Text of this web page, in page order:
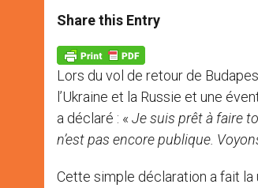
t
s
p
p
s
e
g
e
r
e
b
o
k
Share this Entry
Lors du vol de retour de
l’Ukraine et la Russie et une
a déclaré : « Je suis prêt à faire
n’est pas encore publique.
Cette simple déclaration a fait